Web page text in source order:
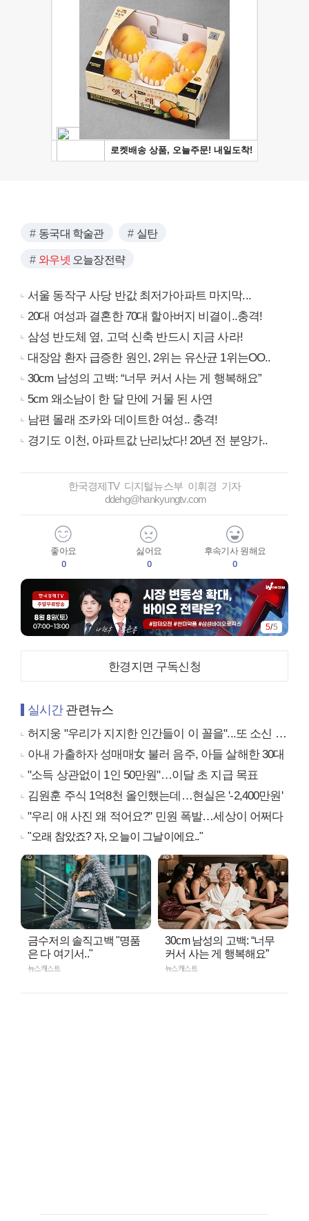
동국대 학술관 실탄
와우넷 오늘장전략
서울 동작구 사당 반값 최저가아파트 마지막...
20대 여성과 결혼한 70대 할아버지 비결이..충격!
삼성 반도체 옆, 고덕 신축 반드시 지금 사라!
대장암 환자 급증한 원인, 2위는 유산균 1위는OO..
30cm 남성의 고백: “너무 커서 사는 게 행복해요”
5cm 왜소남이 한 달 만에 거물 된 사연
남편 몰래 조카와 데이트한 여성.. 충격!
경기도 이천, 아파트값 난리났다! 20년 전 분양가..
한국경제TV 디지털뉴스부 이휘경 기자
ddehg@hankyungtv.com
좋아요
0
싫어요
0
후속기사 원해요
0
5/5
한경지면 구독신청
실시간관련뉴스
허지웅 "우리가 지지한 인간들이 이 꼴을"...또 소신 발언
아내 가출하자 성매매女 불러 음주, 아들 살해한 30대
"소득 상관없이 1인 50만원"…이달 초 지급 목표
김원훈 주식 1억8천 올인했는데…현실은 '-2,400만원'
"우리 애 사진 왜 적어요?" 민원 폭발…세상이 어쩌다
"오래 참았죠? 자, 오늘이 그날이에요.."
금수저의 솔직고백 "명품
은 다 여기서.."
뉴스캐스트
30cm 남성의 고백: “너무
커서 사는 게 행복해요”
뉴스캐스트